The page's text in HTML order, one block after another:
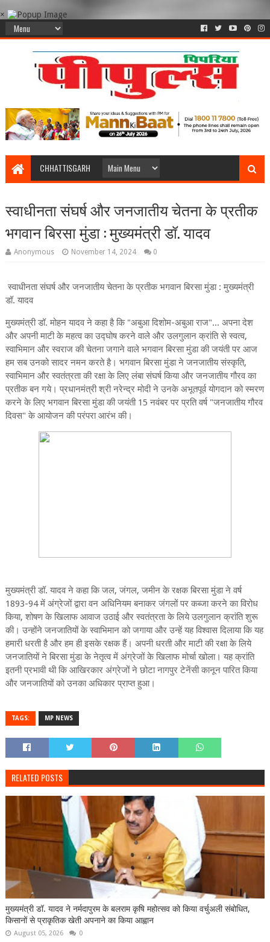
×
CHHATTISGARH
स्वाधीनता संघर्ष और जनजातीय चेतना के प्रतीक
भगवान बिरसा मुंडा : मुख्यमंत्री डॉ. यादव
Anonymous November 14, 2024 0
स्वाधीनता संघर्ष और जनजातीय चेतना के प्रतीक भगवान बिरसा मुंडा : मुख्यमंत्री
डॉ. यादव
मुख्यमंत्री डॉ. मोहन यादव ने कहा है कि "अबुआ दिशोम-अबुआ राज"... अपना देश
और अपनी माटी के महत्व का उद्घोष करने वाले और उलगुलान क्रांति से स्वत्व,
स्वाभिमान और स्वराज की चेतना जगाने वाले भगवान बिरसा मुंडा की जयंती पर आज
हम सब उनको सादर नमन करते है। भगवान बिरसा मुंडा ने जनजातीय संस्कृति,
स्वाभिमान और स्वतंत्रता की रक्षा के लिए लंबा संघर्ष किया और जनजातीय गौरव का
प्रतीक बन गये। प्रधानमंत्री श्री नरेन्द्र मोदी ने उनके अभूतपूर्व योगदान को स्मरण
करने के लिए भगवान बिरसा मुंडा की जयंती 15 नवंबर पर प्रति वर्ष "जनजातीय गौरव
दिवस" के आयोजन की परंपरा आरंभ की।
मुख्यमंत्री डॉ. यादव ने कहा कि जल, जंगल, जमीन के रक्षक बिरसा मुंडा ने वर्ष
1893-94 में अंग्रेजों द्वारा वन अधिनियम बनाकर जंगलों पर कब्जा करने का विरोध
किया, शोषण के खिलाफ आवाज उठाई और स्वतंत्रता के लिये उलगुलान क्रांति शुरू
की। उन्होंने जनजातियों के स्वाभिमान को जगाया और उन्हें यह विश्वास दिलाया कि यह
हमारी धरती है और हम ही इसके रक्षक हैं। अपनी धरती और माटी की रक्षा के लिये
जनजातियों ने बिरसा मुंडा के नेतृत्व में अंग्रेजों के खिलाफ मोर्चा खोला। यह क्रांति
इतनी प्रभावी थी कि आखिरकार अंग्रेजों ने छोटा नागपुर टेनेंसी कानून पारित किया
और जनजातियों को उनका अधिकार प्राप्त हुआ।
TAGS: MP NEWS
RELATED POSTS
मुख्यमंत्री डॉ. यादव ने नर्मदापुरम के बलराम कृषि महोत्सव को किया वर्चुअली संबोधित,
किसानों से प्राकृतिक खेती अपनाने का किया आह्वान
August 05, 2026 0